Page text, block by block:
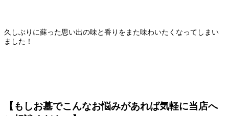
久しぶりに蘇った思い出の味と香りをまた味わいたくなってしまい
ました！
【もしお墓でこんなお悩みがあれば気軽に当店へ